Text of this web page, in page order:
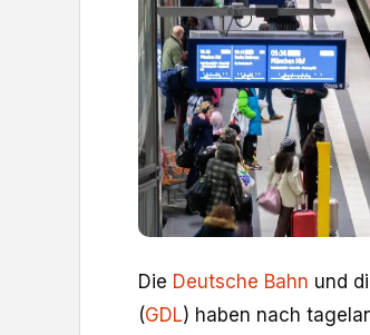
Die Deutsche Bahn und
(GDL) haben nach